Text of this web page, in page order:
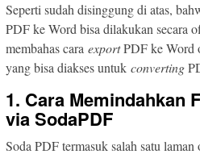
Seperti sudah disinggung di atas,
PDF ke Word bisa dilakukan secara
membahas cara exportPDF ke Word
yang bisa diakses untuk converting
1. Cara Memindahkan
via SodaPDF
Soda PDF termasuk salah satu